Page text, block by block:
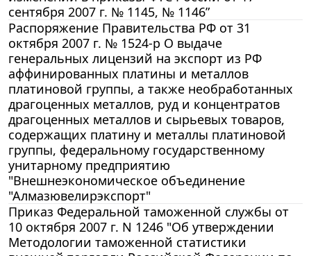
сентября 2007 г. № 1145, № 1146”
Распоряжение Правительства РФ от 31
октября 2007 г. № 1524-р О выдаче
генеральных лицензий на экспорт из РФ
аффинированных платины и металлов
платиновой группы, а также необработанных
драгоценных металлов, руд и концентратов
драгоценных металлов и сырьевых товаров,
содержащих платину и металлы платиновой
группы, федеральному государственному
унитарному предприятию
"Внешнеэкономическое объединение
"Алмазювелирэкспорт"
Приказ Федеральной таможенной службы от
10 октября 2007 г. N 1246 "Об утверждении
Методологии таможенной статистики